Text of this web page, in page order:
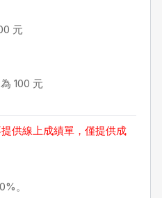
元
100 元
供線上成績單，僅提供成
。